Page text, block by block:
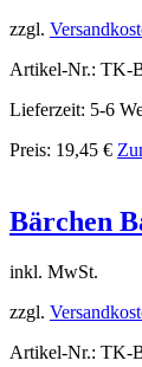
zzgl.
Artikel-Nr.: TK-
Lieferzeit: 5-6
Preis: 19,45 €
Bärchen
inkl. MwSt.
zzgl.
Artikel-Nr.: TK-